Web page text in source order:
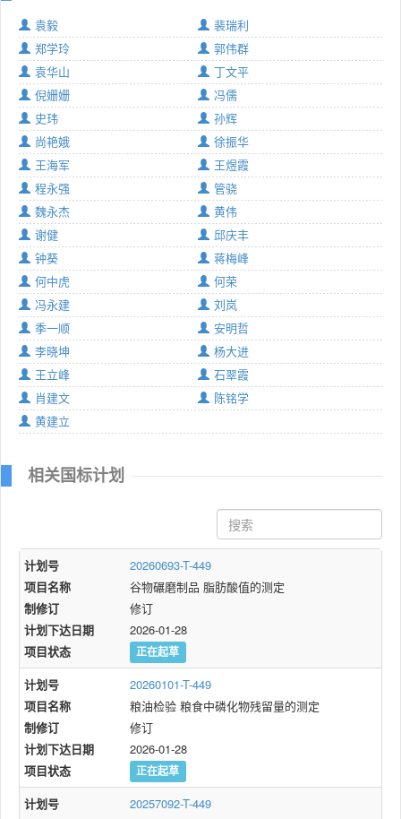
袁毅
裴瑞利
郑学玲
郭伟群
袁华山
丁文平
倪姗姗
冯儒
史玮
孙辉
尚艳娥
徐振华
王海军
王煜霞
程永强
管骁
魏永杰
黄伟
谢健
邱庆丰
钟葵
蒋梅峰
何中虎
何荣
冯永建
刘岚
季一顺
安明哲
李晓坤
杨大进
王立峰
石翠霞
肖建文
陈铭学
黄建立
相关国标计划
计划号
20260693-T-449
项目名称
谷物碾磨制品 脂肪酸值的测定
制修订
修订
计划下达日期
2026-01-28
项目状态
正在起草
计划号
20260101-T-449
项目名称
粮油检验 粮食中磷化物残留量的测定
制修订
修订
计划下达日期
2026-01-28
项目状态
正在起草
计划号
20257092-T-449